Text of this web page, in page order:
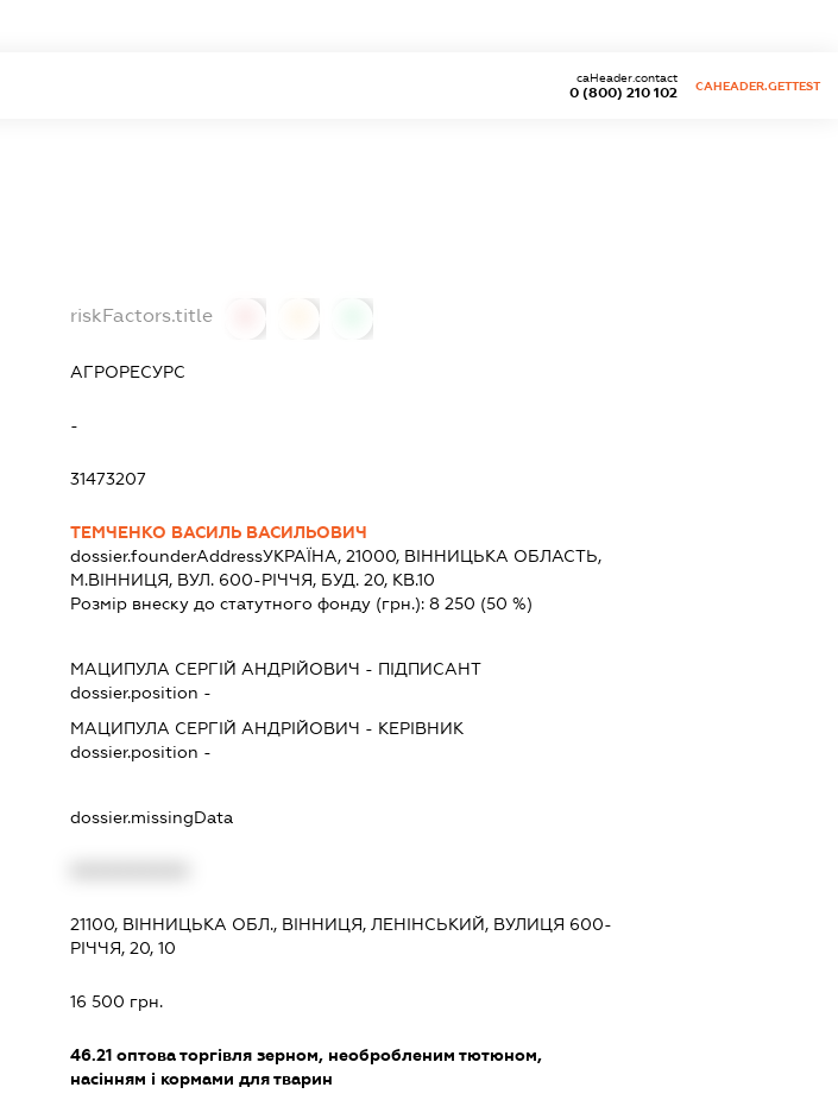
0 (800) 210 102
caHeader.contact
CAHEADER.GETTEST
riskFactors.title
АГРОРЕСУРС
-
31473207
ТЕМЧЕНКО ВАСИЛЬ ВАСИЛЬОВИЧ
dossier.founderAddressУКРАЇНА, 21000, ВIННИЦЬКА ОБЛАСТЬ,
М.ВІННИЦЯ, ВУЛ. 600-РІЧЧЯ, БУД. 20, КВ.10
Розмір внеску до статутного фонду (грн.): 8 250 (50 %)
МАЦИПУЛА СЕРГІЙ АНДРІЙОВИЧ - ПІДПИСАНТ
dossier.position -
МАЦИПУЛА СЕРГІЙ АНДРІЙОВИЧ - КЕРІВНИК
dossier.position -
dossier.missingData
21100, ВІННИЦЬКА ОБЛ., ВІННИЦЯ, ЛЕНІНСЬКИЙ, ВУЛИЦЯ 600-
РІЧЧЯ, 20, 10
16 500 грн.
46.21оптова торгівля зерном, необробленим тютюном,
насінням і кормами для тварин